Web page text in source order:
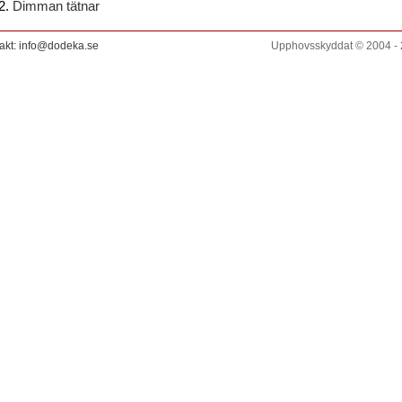
Dimman tätnar
info@dodeka.se Upphovsskyddat © 2004 -